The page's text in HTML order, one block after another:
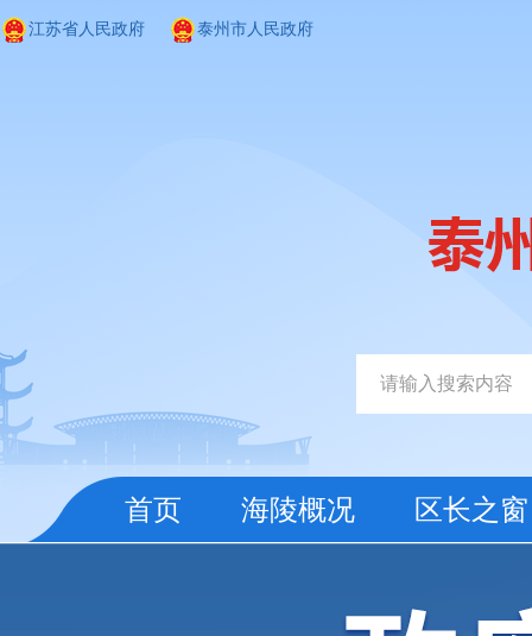
江苏省人民政府 泰州市人民政府
首页 海陵概况 区长之窗